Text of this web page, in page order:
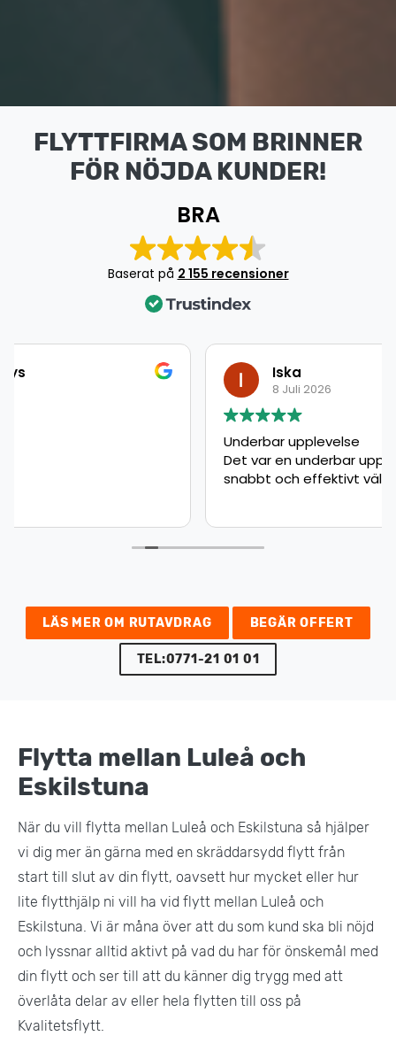
FLYTTFIRMA SOM BRINNER
FÖR NÖJDA KUNDER!
BRA
Baserat på 2 155 recensioner
Det var en underbar upplevelse, som gick
snabbt och effektivt väldigt nöjd!!
LÄS MER OM RUTAVDRAG BEGÄR OFFERT
TEL:0771-21 01 01
Flytta mellan Luleå och
Eskilstuna
När du vill flytta mellan Luleå och Eskilstuna så hjälper
vi dig mer än gärna med en skräddarsydd flytt från
start till slut av din flytt, oavsett hur mycket eller hur
lite flytthjälp ni vill ha vid flytt mellan Luleå och
Eskilstuna. Vi är måna över att du som kund ska bli nöjd
och lyssnar alltid aktivt på vad du har för önskemål med
din flytt och ser till att du känner dig trygg med att
överlåta delar av eller hela flytten till oss på
Kvalitetsflytt.